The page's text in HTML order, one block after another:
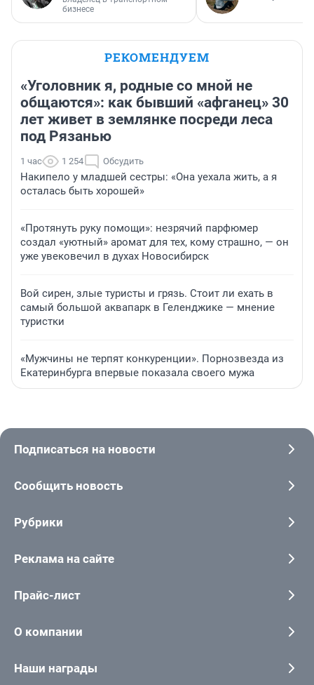
бизнесе
РЕКОМЕНДУЕМ
«Уголовник я, родные со мной не
общаются»: как бывший «афганец» 30
лет живет в землянке посреди леса
под Рязанью
1 час 1 254 Обсудить
Накипело у младшей сестры: «Она уехала жить, а я
осталась быть хорошей»
«Протянуть руку помощи»: незрячий парфюмер
создал «уютный» аромат для тех, кому страшно, — он
уже увековечил в духах Новосибирск
Вой сирен, злые туристы и грязь. Стоит ли ехать в
самый большой аквапарк в Геленджике — мнение
туристки
«Мужчины не терпят конкуренции». Порнозвезда из
Екатеринбурга впервые показала своего мужа
Подписаться на новости
Сообщить новость
Рубрики
Реклама на сайте
Прайс-лист
О компании
Наши награды